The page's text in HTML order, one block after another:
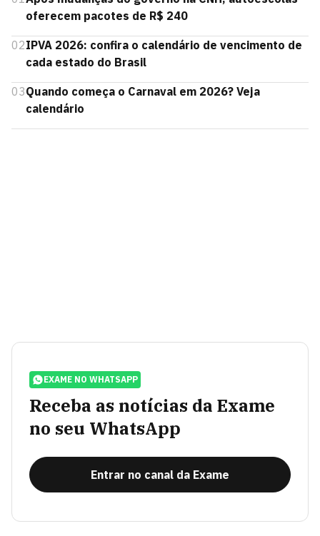
oferecem pacotes de R$ 240
02IPVA 2026: confira o calendário de vencimento de
cada estado do Brasil
03Quando começa o Carnaval em 2026? Veja
calendário
EXAME NO WHATSAPP
Receba as notícias da Exame
no seu WhatsApp
Entrar no canal da Exame